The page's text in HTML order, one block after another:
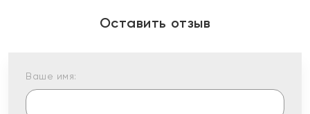
Оставить отзыв
Ваше имя: